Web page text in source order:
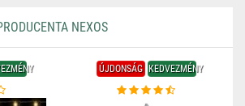
NEXOS
ÚJDONSÁG KEDVEZMÉNY